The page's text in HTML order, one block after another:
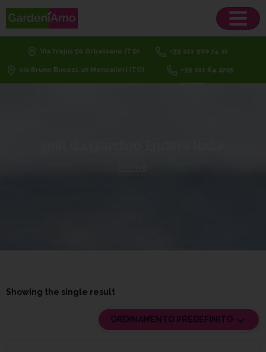
Via Frejus 56 Orbassano (TO) +39 011 900 74 21
via Bruno Buozzi, 20 Moncalieri (TO) +39 011 64 2705
Showing the single result
ORDINAMENTO PREDEFINITO